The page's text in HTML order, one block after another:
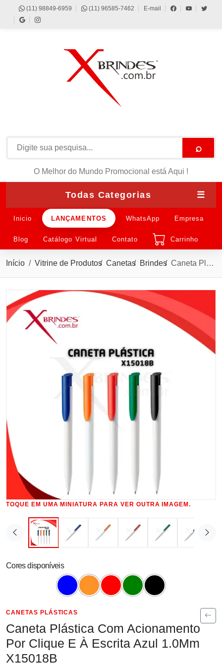
(11) 98849-6959 (11) 96585-7462 E-mail
⌕
O Melhor do Mundo Promocional está Aqui !
Todas Categorias ☰
Inicio LANÇAMENTOS WhatsApp Empresa
Blog Catálogo Virtual Contato Carrinho
Início Vitrine de Produtos Canetas Brindes Caneta Plástica com acionamento por clique e à escrita azul 1.0mm X15018B
TOQUE EM UMA MINIATURA PARA VER OUTRA IMAGEM.
Cores disponíveis
CANETAS PLÁSTICAS
Caneta Plástica Com Acionamento
Por Clique E À Escrita Azul 1.0Mm
X15018B